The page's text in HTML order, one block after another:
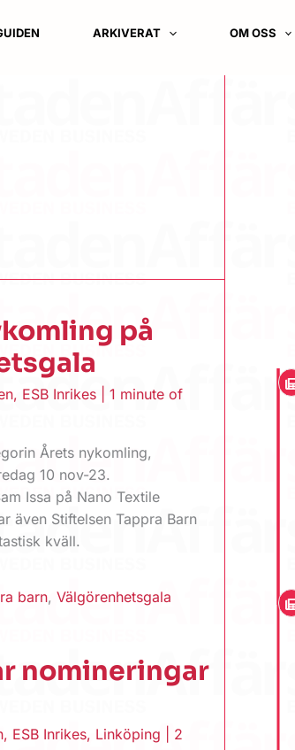
ARKIVERAT OM OSS
på
, ESB Inrikes |1 minute of
Årets nykomling,
10 nov-23.
Issa på Nano Textile
även Stiftelsen Tappra Barn
kväll.
barn,Välgörenhetsgala
nomineringar
, ESB Inrikes, Linköping
2